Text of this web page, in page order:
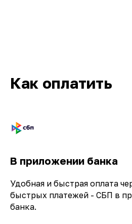
Как оплатить
В приложении банка
Удобная и быстрая оплата
быстрых платежей - СБП в
банка.